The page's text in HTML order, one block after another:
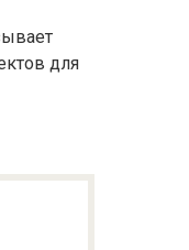
для